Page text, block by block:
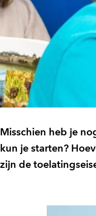
Misschien heb je
kun je starten?
zijn de